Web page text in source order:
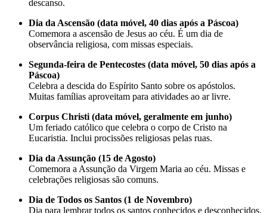
descanso.
Dia da Ascensão (data móvel, 40 dias após a Páscoa)
Comemora a ascensão de Jesus ao céu. É um dia de
observância religiosa, com missas especiais.
Segunda-feira de Pentecostes (data móvel, 50 dias após a
Páscoa)
Celebra a descida do Espírito Santo sobre os apóstolos.
Muitas famílias aproveitam para atividades ao ar livre.
Corpus Christi (data móvel, geralmente em junho)
Um feriado católico que celebra o corpo de Cristo na
Eucaristia. Inclui procissões religiosas pelas ruas.
Dia da Assunção (15 de Agosto)
Comemora a Assunção da Virgem Maria ao céu. Missas e
celebrações religiosas são comuns.
Dia de Todos os Santos (1 de Novembro)
Dia para lembrar todos os santos conhecidos e desconhecidos.